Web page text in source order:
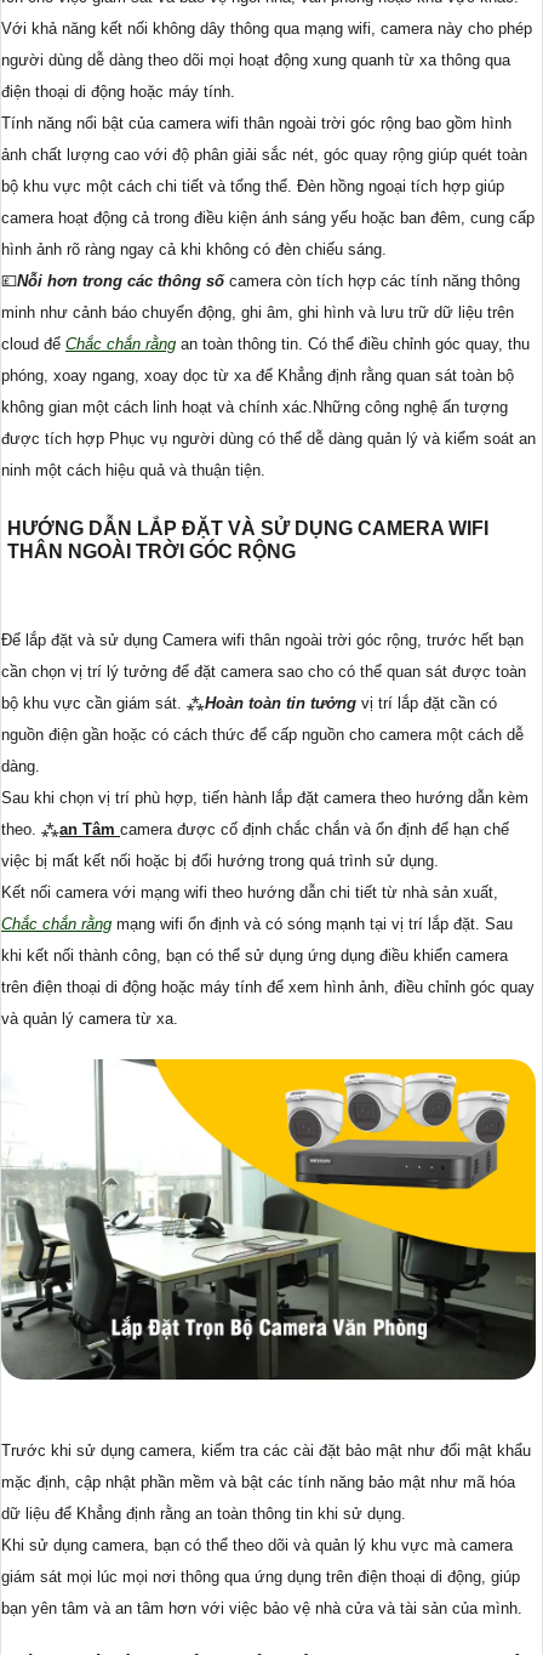
Với khả năng kết nối không dây thông qua mạng wifi, camera này cho phép
người dùng dễ dàng theo dõi mọi hoạt động xung quanh từ xa thông qua
điện thoại di động hoặc máy tính.
Tính năng nổi bật của camera wifi thân ngoài trời góc rộng bao gồm hình
ảnh chất lượng cao với độ phân giải sắc nét, góc quay rộng giúp quét toàn
bộ khu vực một cách chi tiết và tổng thể. Đèn hồng ngoại tích hợp giúp
camera hoạt động cả trong điều kiện ánh sáng yếu hoặc ban đêm, cung cấp
hình ảnh rõ ràng ngay cả khi không có đèn chiếu sáng.
💷Nỗi hơn trong các thông sốcamera còn tích hợp các tính năng thông
minh như cảnh báo chuyển động, ghi âm, ghi hình và lưu trữ dữ liệu trên
cloud để Chắc chắn rằng an toàn thông tin. Có thể điều chỉnh góc quay, thu
phóng, xoay ngang, xoay dọc từ xa để Khẳng định rằng quan sát toàn bộ
không gian một cách linh hoạt và chính xác.Những công nghệ ấn tượng
được tích hợp Phục vụ người dùng có thể dễ dàng quản lý và kiểm soát an
ninh một cách hiệu quả và thuận tiện.
HƯỚNG DẪN LẮP ĐẶT VÀ SỬ DỤNG CAMERA WIFI
THÂN NGOÀI TRỜI GÓC RỘNG
Để lắp đặt và sử dụng Camera wifi thân ngoài trời góc rộng, trước hết bạn
cần chọn vị trí lý tưởng để đặt camera sao cho có thể quan sát được toàn
bộ khu vực cần giám sát. ⁂Hoàn toàn tin tưởng vị trí lắp đặt cần có
nguồn điện gần hoặc có cách thức để cấp nguồn cho camera một cách dễ
dàng.
Sau khi chọn vị trí phù hợp, tiến hành lắp đặt camera theo hướng dẫn kèm
theo. ⁂an Tâm camera được cố định chắc chắn và ổn định để hạn chế
việc bị mất kết nối hoặc bị đổi hướng trong quá trình sử dụng.
Kết nối camera với mạng wifi theo hướng dẫn chi tiết từ nhà sản xuất,
Chắc chắn rằng mạng wifi ổn định và có sóng mạnh tại vị trí lắp đặt. Sau
khi kết nối thành công, bạn có thể sử dụng ứng dụng điều khiển camera
trên điện thoại di động hoặc máy tính để xem hình ảnh, điều chỉnh góc quay
và quản lý camera từ xa.
Trước khi sử dụng camera, kiểm tra các cài đặt bảo mật như đổi mật khẩu
mặc định, cập nhật phần mềm và bật các tính năng bảo mật như mã hóa
dữ liệu để Khẳng định rằng an toàn thông tin khi sử dụng.
Khi sử dụng camera, bạn có thể theo dõi và quản lý khu vực mà camera
giám sát mọi lúc mọi nơi thông qua ứng dụng trên điện thoại di động, giúp
bạn yên tâm và an tâm hơn với việc bảo vệ nhà cửa và tài sản của mình.